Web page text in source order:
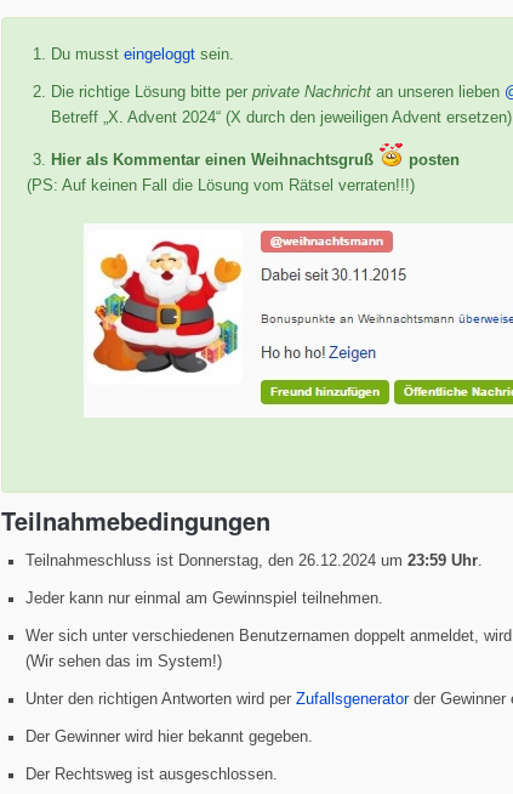
Du musst eingeloggt sein.
Die richtige Lösung bitte per private Nachricht an unseren lieben
Betreff „X. Advent 2024“ (X durch den jeweiligen Advent
Hier als Kommentar einen Weihnachtsgruß
posten
(PS: Auf keinen Fall die Lösung vom Rätsel verraten!!!)
Teilnahmebedingungen
Teilnahmeschluss ist Donnerstag, den 26.12.2024 um 23:59 Uhr
Jeder kann nur einmal am Gewinnspiel teilnehmen.
Wer sich unter verschiedenen Benutzernamen doppelt anmeldet,
(Wir sehen das im System!)
Unter den richtigen Antworten wird per Zufallsgeneratorder Gewinner
Der Gewinner wird hier bekannt gegeben.
Der Rechtsweg ist ausgeschlossen.